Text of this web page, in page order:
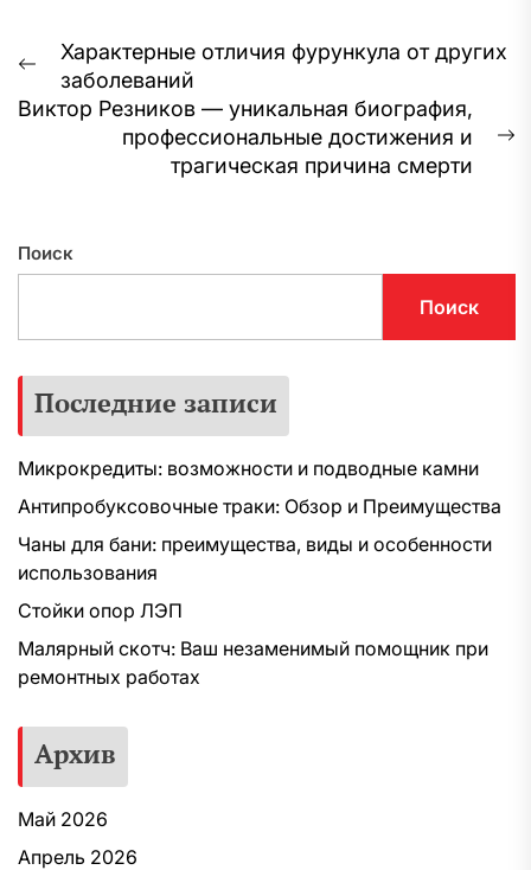
Навигация
по
записям
Предыдущая
запись:
Характерные отличия фурункула от других
заболеваний
Виктор Резников — уникальная биография,
профессиональные достижения и
трагическая причина смерти
Поиск
Поиск
Последние записи
Микрокредиты: возможности и подводные камни
Антипробуксовочные траки: Обзор и Преимущества
Чаны для бани: преимущества, виды и особенности
использования
Стойки опор ЛЭП
Малярный скотч: Ваш незаменимый помощник при
ремонтных работах
Архив
Май 2026
Апрель 2026